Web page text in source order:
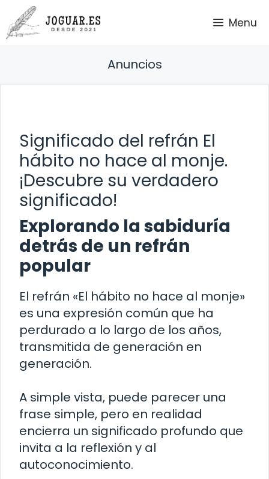
Saltar
al
contenido
Menu
Anuncios
Significado del refrán El
hábito no hace al monje.
¡Descubre su verdadero
significado!
Explorando la sabiduría
detrás de un refrán
popular
El refrán «El hábito no hace al monje»
es una expresión común que ha
perdurado a lo largo de los años,
transmitida de generación en
generación.
A simple vista, puede parecer una
frase simple, pero en realidad
encierra un significado profundo que
invita a la reflexión y al
autoconocimiento.